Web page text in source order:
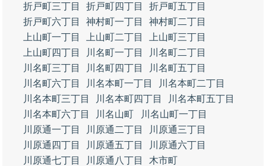
折戸町三丁目
折戸町四丁目
折戸町五丁目
折戸町六丁目
神村町一丁目
神村町二丁目
上山町一丁目
上山町二丁目
上山町三丁目
上山町四丁目
川名町一丁目
川名町二丁目
川名町三丁目
川名町四丁目
川名町五丁目
川名町六丁目
川名本町一丁目
川名本町二丁目
川名本町三丁目
川名本町四丁目
川名本町五丁目
川名本町六丁目
川名山町
川名山町一丁目
川原通一丁目
川原通二丁目
川原通三丁目
川原通四丁目
川原通五丁目
川原通六丁目
川原通七丁目
川原通八丁目
木市町